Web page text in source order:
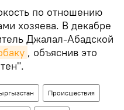
по отношению
хозяева. В декабре
Джалал-Абадской
, объяснив это
Происшествия